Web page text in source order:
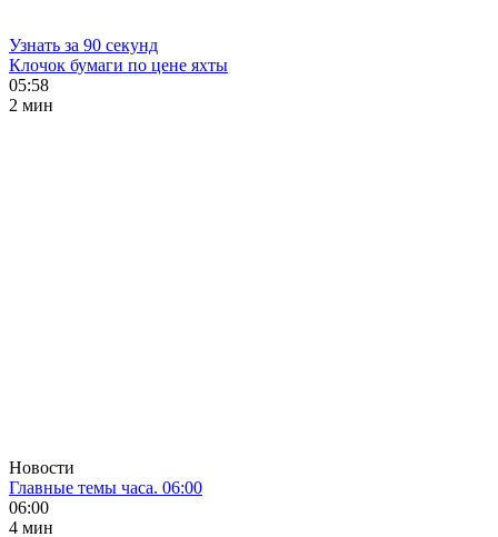
Узнать за 90 секунд
Клочок бумаги по цене яхты
05:58
2 мин
Новости
Главные темы часа. 06:00
06:00
4 мин